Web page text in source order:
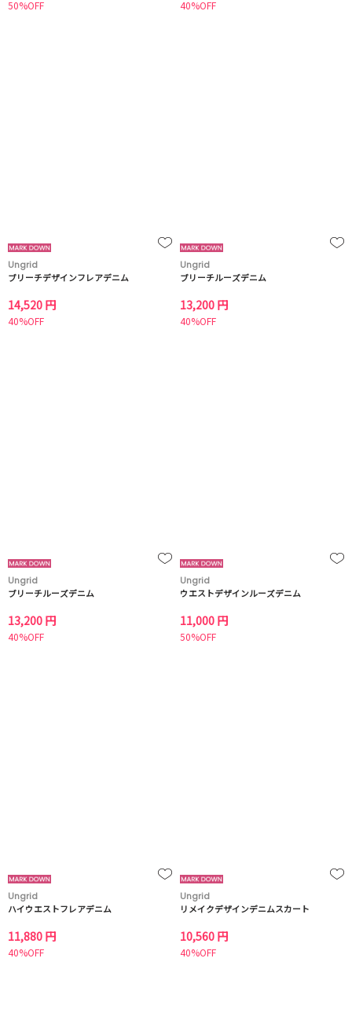
50%OFF 40%OFF
Ungrid
ブリーチデザインフレアデニム
14,520 円
40%OFF
Ungrid
ブリーチルーズデニム
13,200 円
40%OFF
Ungrid
ブリーチルーズデニム
13,200 円
40%OFF
Ungrid
ウエストデザインルーズデニム
11,000 円
50%OFF
Ungrid
ハイウエストフレアデニム
11,880 円
40%OFF
Ungrid
リメイクデザインデニムスカート
10,560 円
40%OFF